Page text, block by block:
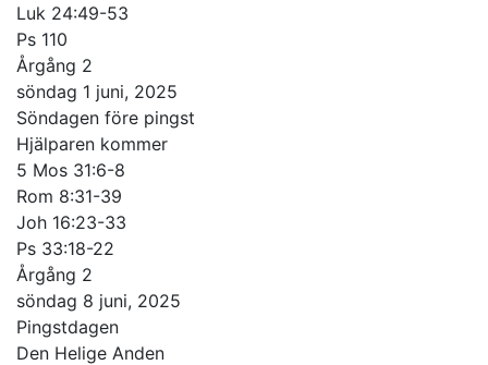
Luk 24:49-53
Ps 110
Årgång 2
söndag 1 juni, 2025
Söndagen före pingst
Hjälparen kommer
5 Mos 31:6-8
Rom 8:31-39
Joh 16:23-33
Ps 33:18-22
Årgång 2
söndag 8 juni, 2025
Pingstdagen
Den Helige Anden